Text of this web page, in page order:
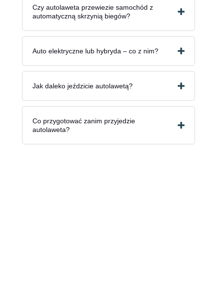
Czy autolaweta przewiezie samochód z
automatyczną skrzynią biegów?
Auto elektryczne lub hybryda – co z nim?
Jak daleko jeździcie autolawetą?
Co przygotować zanim przyjedzie
autolaweta?